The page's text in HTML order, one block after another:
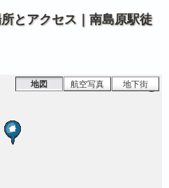
とアクセス｜南島原駅徒
地図 航空写真 地下街
ミナル